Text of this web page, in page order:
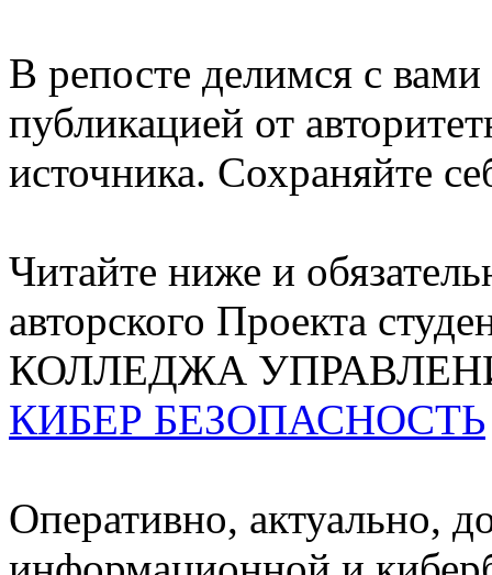
В репосте делимся с
публикацией от
источника. Сохраняйте
Читайте ниже и
авторского Проекта
КОЛЛЕДЖА
КИБЕР БЕЗОПАСНОСТЬ
Оперативно, актуально,